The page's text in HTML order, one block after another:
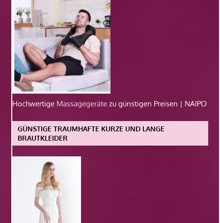
Hochwertige Massagegeräte zu günstigen Preisen | NAIPO
GÜNSTIGE TRAUMHAFTE KURZE UND LANGE
BRAUTKLEIDER